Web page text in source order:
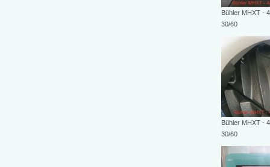
Bühler MHXT -
30/60
Bühler MHXT -
30/60